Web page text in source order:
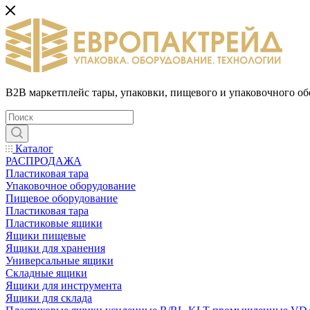
B2B маркетплейс тары, упаковки, пищевого и упаковочного
Каталог
РАСПРОДАЖА
Пластиковая тара
Упаковочное оборудование
Пищевое оборудование
Пластиковая тара
Пластиковые ящики
Ящики пищевые
Ящики для хранения
Универсальные ящики
Складные ящики
Ящики для инструмента
Ящики для склада